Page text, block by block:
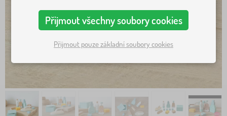
Přijmout všechny soubory cookies
Přijmout pouze základní soubory cookies